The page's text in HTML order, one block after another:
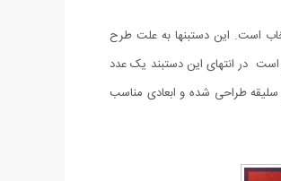
است. این دستبنها به علت طرح
است در انتهای این دستبند یک عدد
طراحی شده و ابعادی مناسب